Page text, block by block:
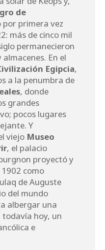
de
por primera vez
más de cinco mil
permanecieron
En el
Egipcia,
a la penumbra de
, donde
grandes
pocos lugares
Y
viejo Museo
, el palacio
proyectó y
como
de Auguste
del mundo
albergar una
todavía hoy, un
e